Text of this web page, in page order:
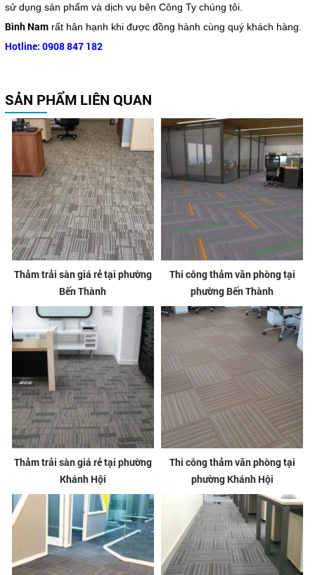
sử dụng sản phẩm và dịch vụ bên Công Ty chúng tôi.
Bình Namrất hân hạnh khi được đồng hành cùng quý khách hàng.
Hotline: 0908 847 182
SẢN PHẨM LIÊN QUAN
Thảm trải sàn giá rẻ tại phường
Bến Thành
Thi công thảm văn phòng tại
phường Bến Thành
Thảm trải sàn giá rẻ tại phường
Khánh Hội
Thi công thảm văn phòng tại
phường Khánh Hội